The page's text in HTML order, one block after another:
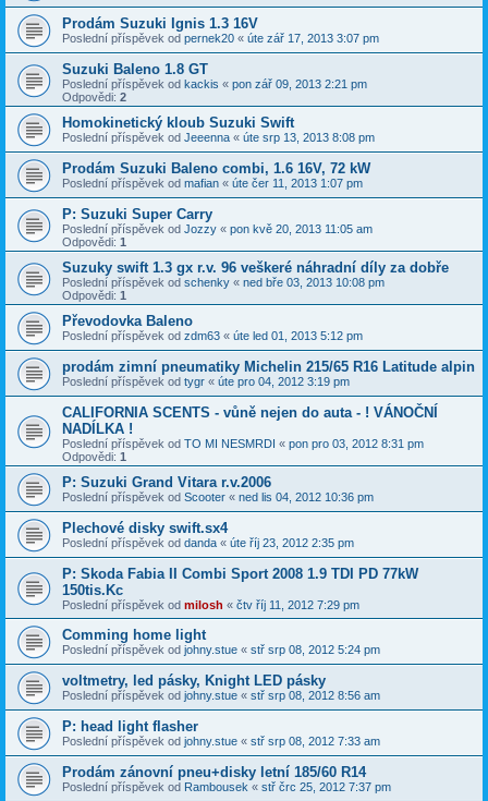
Prodám Suzuki Ignis 1.3 16V
Poslední příspěvek od pernek20 « úte zář 17, 2013 3:07 pm
Suzuki Baleno 1.8 GT
Poslední příspěvek od kackis « pon zář 09, 2013 2:21 pm
Odpovědi: 2
Homokinetický kloub Suzuki Swift
Poslední příspěvek od Jeeenna « úte srp 13, 2013 8:08 pm
Prodám Suzuki Baleno combi, 1.6 16V, 72 kW
Poslední příspěvek od mafian « úte čer 11, 2013 1:07 pm
P: Suzuki Super Carry
Poslední příspěvek od Jozzy « pon kvě 20, 2013 11:05 am
Odpovědi: 1
Suzuky swift 1.3 gx r.v. 96 veškeré náhradní díly za dobře
Poslední příspěvek od schenky « ned bře 03, 2013 10:08 pm
Odpovědi: 1
Převodovka Baleno
Poslední příspěvek od zdm63 « úte led 01, 2013 5:12 pm
prodám zimní pneumatiky Michelin 215/65 R16 Latitude alpin
Poslední příspěvek od tygr « úte pro 04, 2012 3:19 pm
CALIFORNIA SCENTS - vůně nejen do auta - ! VÁNOČNÍ
NADÍLKA !
Poslední příspěvek od TO MI NESMRDI « pon pro 03, 2012 8:31 pm
Odpovědi: 1
P: Suzuki Grand Vitara r.v.2006
Poslední příspěvek od Scooter « ned lis 04, 2012 10:36 pm
Plechové disky swift.sx4
Poslední příspěvek od danda « úte říj 23, 2012 2:35 pm
P: Skoda Fabia II Combi Sport 2008 1.9 TDI PD 77kW
150tis.Kc
Poslední příspěvek od milosh « čtv říj 11, 2012 7:29 pm
Comming home light
Poslední příspěvek od johny.stue « stř srp 08, 2012 5:24 pm
voltmetry, led pásky, Knight LED pásky
Poslední příspěvek od johny.stue « stř srp 08, 2012 8:56 am
P: head light flasher
Poslední příspěvek od johny.stue « stř srp 08, 2012 7:33 am
Prodám zánovní pneu+disky letní 185/60 R14
Poslední příspěvek od Rambousek « stř črc 25, 2012 7:37 pm